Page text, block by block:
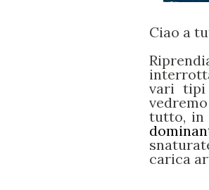
Ciao a
vari tipi
tutto, in
carica